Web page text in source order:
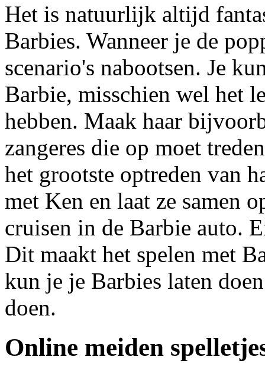
Het is natuurlijk altijd
Barbies. Wanneer je de
scenario's nabootsen. Je
Barbie, misschien wel het
hebben. Maak haar
zangeres die op moet
het grootste optreden van
met Ken en laat ze samen
cruisen in de Barbie auto.
Dit maakt het spelen met
kun je je Barbies laten
doen.
Online meiden